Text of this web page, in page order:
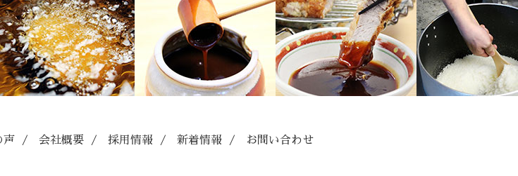
声 / 会社概要 / 採用情報 / 新着情報 / お問い合わせ